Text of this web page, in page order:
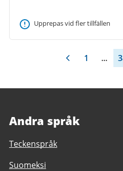
Upprepas vid fler tillfällen
1 ...
Andra språk
Teckenspråk
Suomeksi